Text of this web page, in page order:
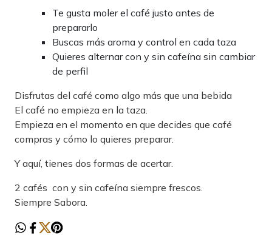
Te gusta moler el café justo antes de
prepararlo
Buscas más aroma y control en cada taza
Quieres alternar con y sin cafeína sin cambiar
de perfil
Disfrutas del café como algo más que una bebida
El café no empieza en la taza.
Empieza en el momento en que decides que café
compras y cómo lo quieres preparar.
Y aquí, tienes dos formas de acertar.
2 cafés con y sin cafeína siempre frescos.
Siempre Sabora.